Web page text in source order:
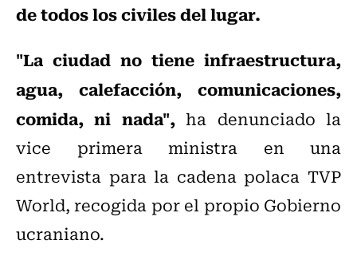
de todos los civiles del lugar.
"La ciudad no tiene infraestructura,
agua, calefacción, comunicaciones,
comida, ni nada",ha denunciado la
vice primera ministra en una
entrevista para la cadena polaca TVP
World, recogida por el propio Gobierno
ucraniano.